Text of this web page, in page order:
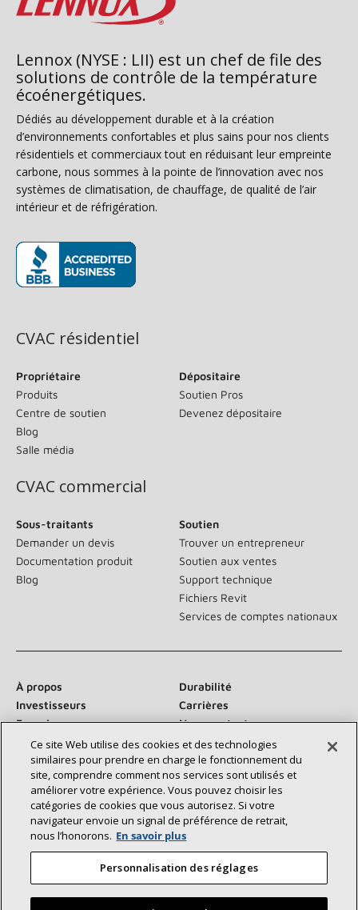
Lennox (NYSE : LII) est un chef de file des
solutions de contrôle de la température
écoénergétiques.
Dédiés au développement durable et à la création
d’environnements confortables et plus sains pour nos clients
résidentiels et commerciaux tout en réduisant leur empreinte
carbone, nous sommes à la pointe de l’innovation avec nos
systèmes de climatisation, de chauffage, de qualité de l’air
intérieur et de réfrigération.
CVAC résidentiel
Propriétaire
Produits
Centre de soutien
Blog
Salle média
Dépositaire
Soutien Pros
Devenez dépositaire
CVAC commercial
Sous-traitants
Demander un devis
Documentation produit
Blog
Soutien
Trouver un entrepreneur
Soutien aux ventes
Support technique
Fichiers Revit
Services de comptes nationaux
À propos
Durabilité
Investisseurs
Carrières
Fournisseurs
Nous contacter
Salle de presse
Communiquez avec nous :
Ce site Web utilise des cookies et des technologies
similaires pour prendre en charge le fonctionnement du
site, comprendre comment nos services sont utilisés et
améliorer votre expérience. Vous pouvez choisir les
catégories de cookies que vous autorisez. Si votre
navigateur envoie un signal de préférence de retrait,
nous l’honorons. En savoir plus
Personnalisation des réglages